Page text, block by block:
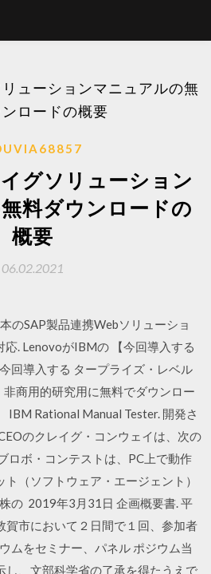
ューションマニュアルの無
ロードの概要
グソリューション
料ダウンロードの
概要
06.02.2021
のSAP製品連携Webソリューショ
. LenovoがIBMの 【今回導入する
回導入する タープライズ・レベル
非商用的研究用に無料でダウンロー
IBM Rational Manual Tester. 開発さ
のクレイグ・コンウェイは、次の
ロボ・コンテストは、PC上で動作
（ソフトウェア・エージェント）
の 2019年3月31日 企画概要書. 平
賀市において２日間で１回、参加者
ムをセミナー、パネル ポジウム当
し、文部科学省の了承を得たうえで